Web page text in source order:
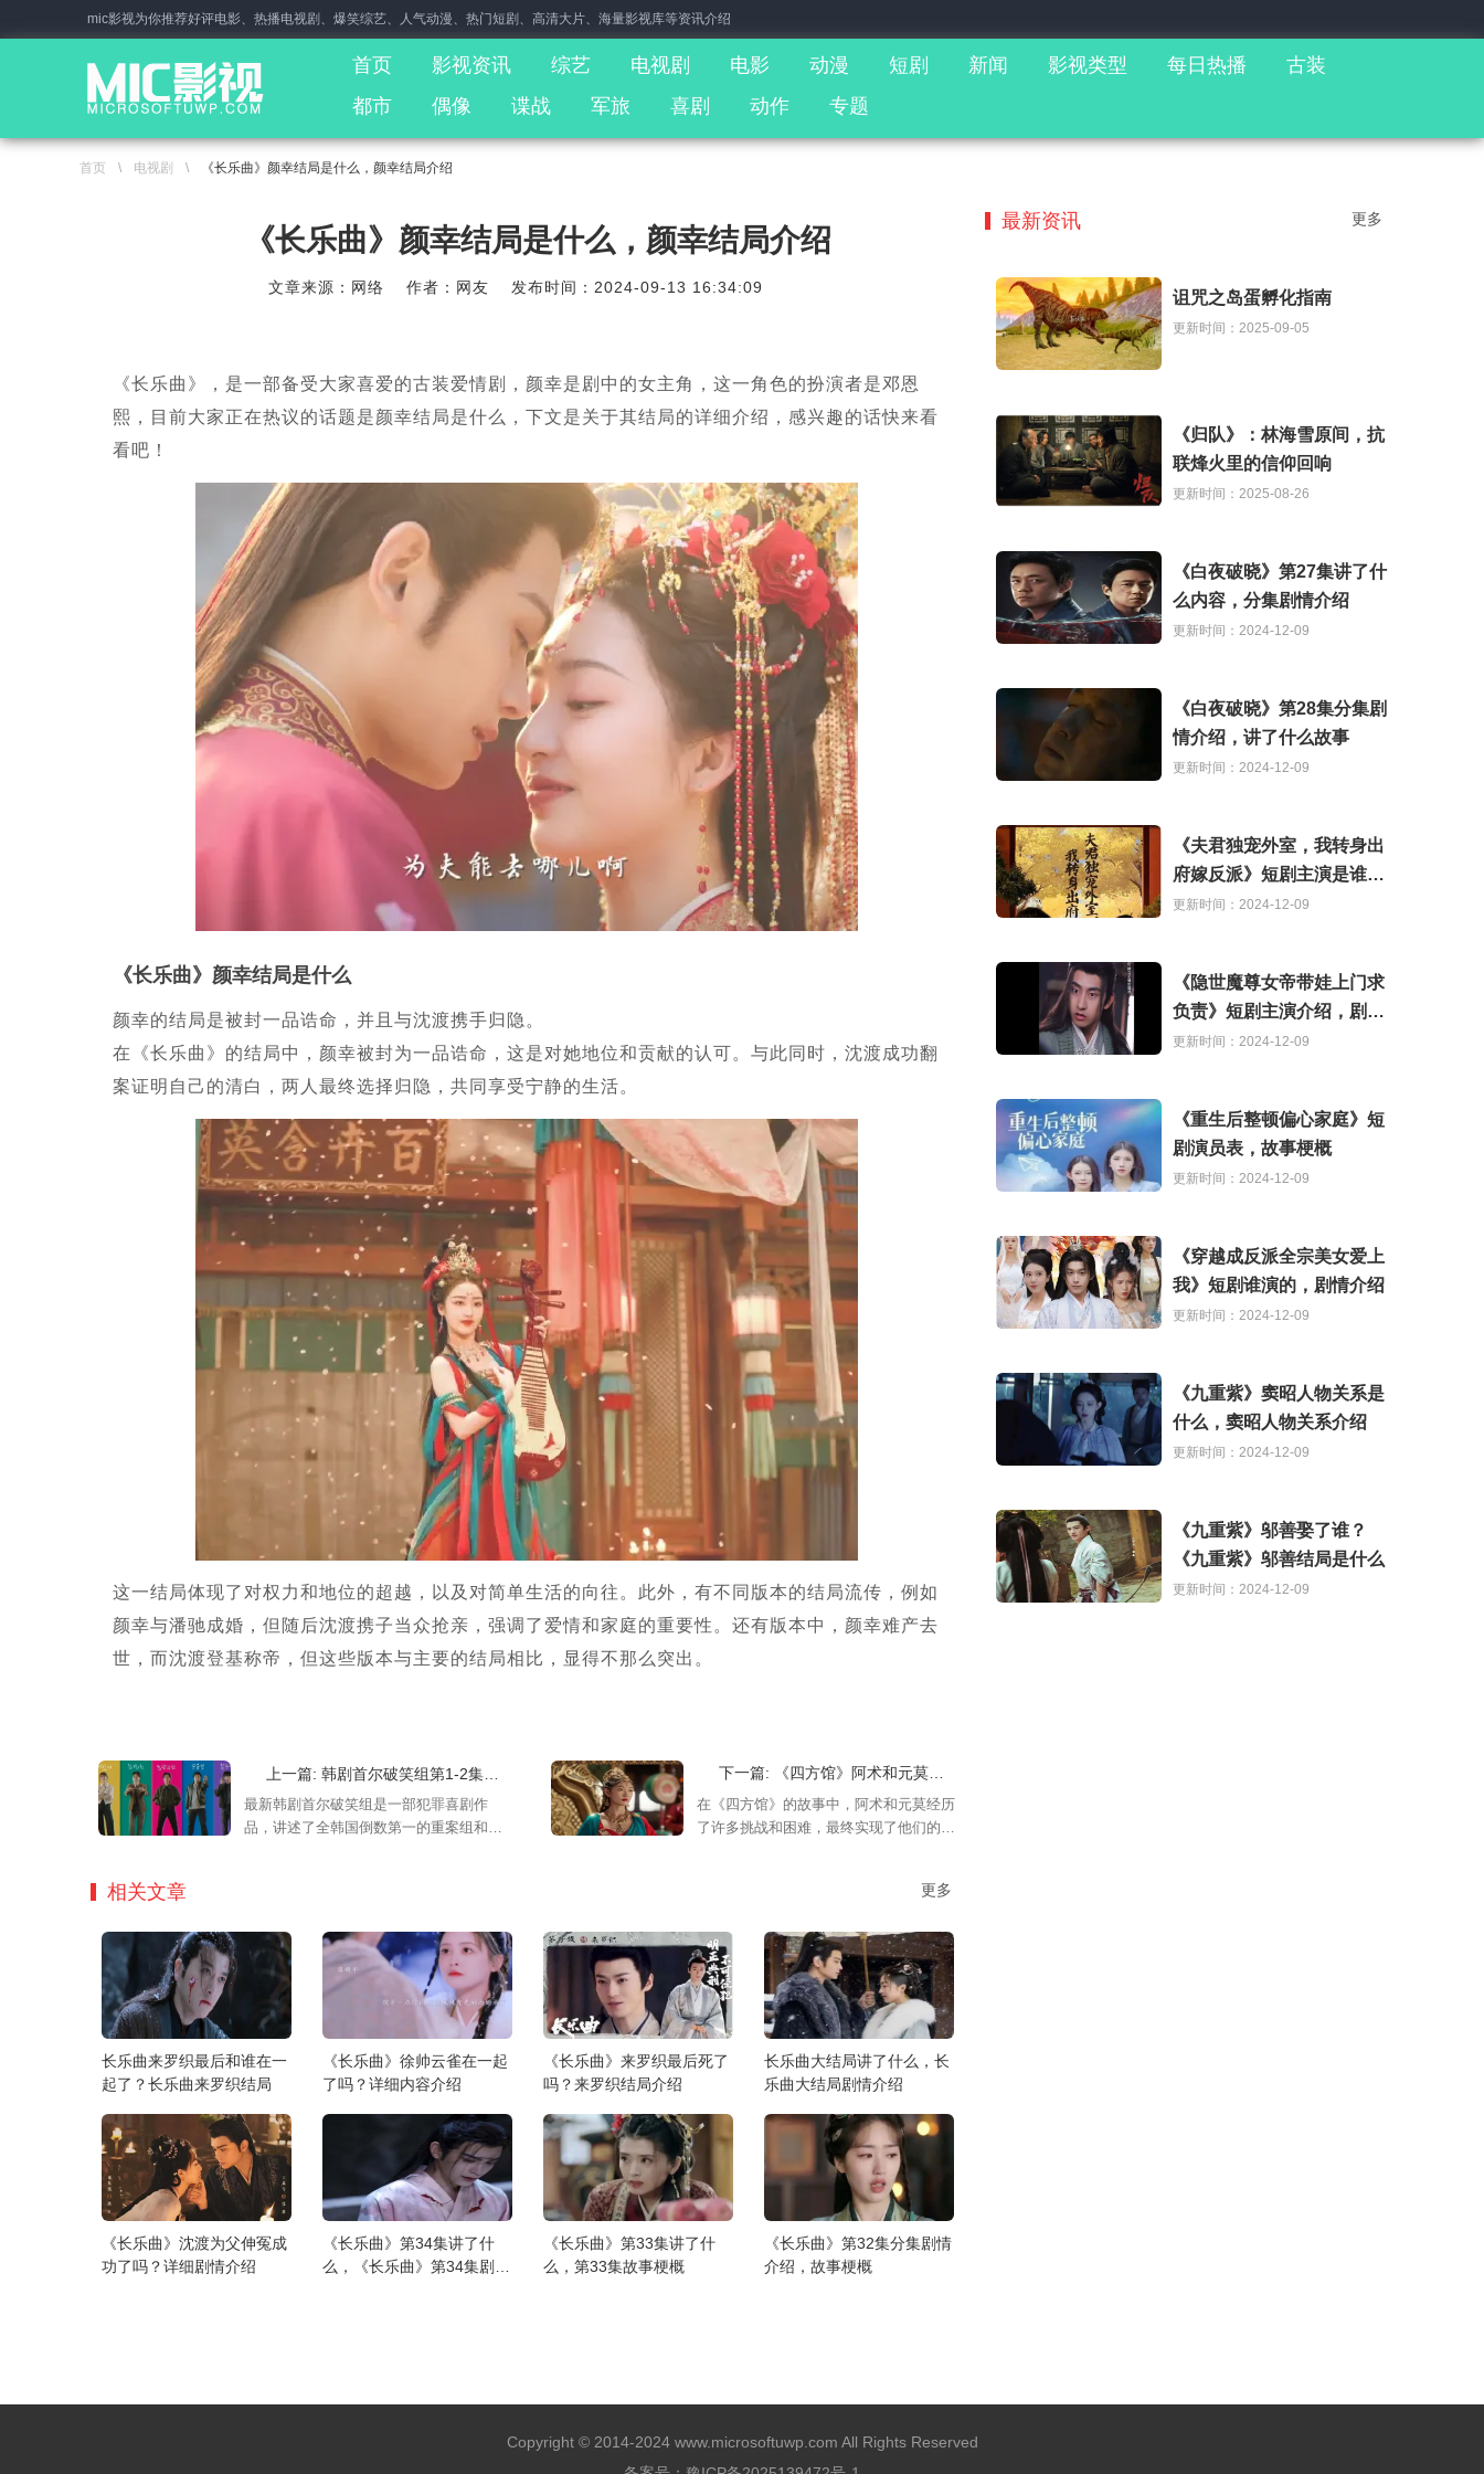
mic影视为你推荐好评电影、热播电视剧、爆笑综艺、人气动漫、热门短剧、高清大片、海量影视库等资讯介绍
首页 影视资讯 综艺 电视剧 电影 动漫 短剧 新闻 影视类型 每日热播
古装
都市
偶像 谍战 军旅 喜剧 动作 专题
首页 \ 电视剧 \ 《长乐曲》颜幸结局是什么，颜幸结局介绍
《长乐曲》颜幸结局是什么，颜幸结局介绍
文章来源：网络 作者：网友 发布时间：2024-09-13 16:34:09
《长乐曲》，是一部备受大家喜爱的古装爱情剧，颜幸是剧中的女主角，这一角色的扮演者是邓恩
熙，目前大家正在热议的话题是颜幸结局是什么，下文是关于其结局的详细介绍，感兴趣的话快来看
看吧！
《长乐曲》颜幸结局是什么
颜幸的结局是被封一品诰命，并且与沈渡携手归隐。‌
在《长乐曲》的结局中，颜幸被封为一品诰命，这是对她地位和贡献的认可。与此同时，沈渡成功翻
案证明自己的清白，两人最终选择归隐，共同享受宁静的生活。
这一结局体现了对权力和地位的超越，以及对简单生活的向往。此外，有不同版本的结局流传，例如
颜幸与潘驰成婚，但随后沈渡携子当众抢亲，强调了爱情和家庭的重要性。还有版本中，颜幸难产去
世，而沈渡登基称帝，但这些版本与主要的结局相比，显得不那么突出。
上一篇: 韩剧首尔破笑组第1-2集讲的什么？首尔破笑组第1-2集剧情介绍
最新韩剧首尔破笑组是一部犯罪喜剧作
品，讲述了全韩国倒数第一的重案组和最
下一篇: 《四方馆》阿术和元莫的结局是什么，结局剧情介绍
在《四方馆》的故事中，阿术和元莫经历
了许多挑战和困难，最终实现了他们的目
相关文章 更多
长乐曲来罗织最后和谁在一
起了？长乐曲来罗织结局
《长乐曲》徐帅云雀在一起
了吗？详细内容介绍
《长乐曲》来罗织最后死了
吗？来罗织结局介绍
长乐曲大结局讲了什么，长
乐曲大结局剧情介绍
《长乐曲》沈渡为父伸冤成
功了吗？详细剧情介绍
《长乐曲》第34集讲了什
么，《长乐曲》第34集剧情
《长乐曲》第33集讲了什
么，第33集故事梗概
《长乐曲》第32集分集剧情
介绍，故事梗概
最新资讯 更多
诅咒之岛蛋孵化指南
更新时间：2025-09-05
《归队》：林海雪原间，抗
联烽火里的信仰回响
更新时间：2025-08-26
《白夜破晓》第27集讲了什
么内容，分集剧情介绍
更新时间：2024-12-09
《白夜破晓》第28集分集剧
情介绍，讲了什么故事
更新时间：2024-12-09
《夫君独宠外室，我转身出
府嫁反派》短剧主演是谁，
讲了什么故事
更新时间：2024-12-09
《隐世魔尊女帝带娃上门求
负责》短剧主演介绍，剧情
解析
更新时间：2024-12-09
《重生后整顿偏心家庭》短
剧演员表，故事梗概
更新时间：2024-12-09
《穿越成反派全宗美女爱上
我》短剧谁演的，剧情介绍
更新时间：2024-12-09
《九重紫》窦昭人物关系是
什么，窦昭人物关系介绍
更新时间：2024-12-09
《九重紫》邬善娶了谁？
《九重紫》邬善结局是什么
更新时间：2024-12-09
Copyright © 2014-2024 www.microsoftuwp.com All Rights Reserved